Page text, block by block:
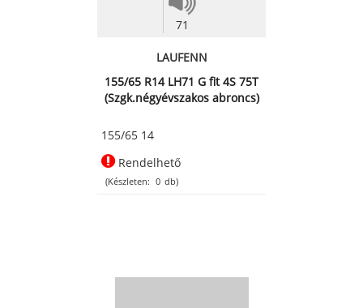
71
LAUFENN
155/65 R14 LH71 G fit 4S 75T
(Szgk.négyévszakos abroncs)
155/65 14
Rendelhető
(Készleten: 0 db)